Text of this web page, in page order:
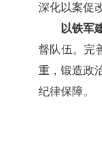
深化以案促
以铁军
督队伍。完
重，锻造政
纪律保障。